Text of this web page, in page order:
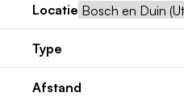
Vraag locatie aan
Locatie
Type
Afstand